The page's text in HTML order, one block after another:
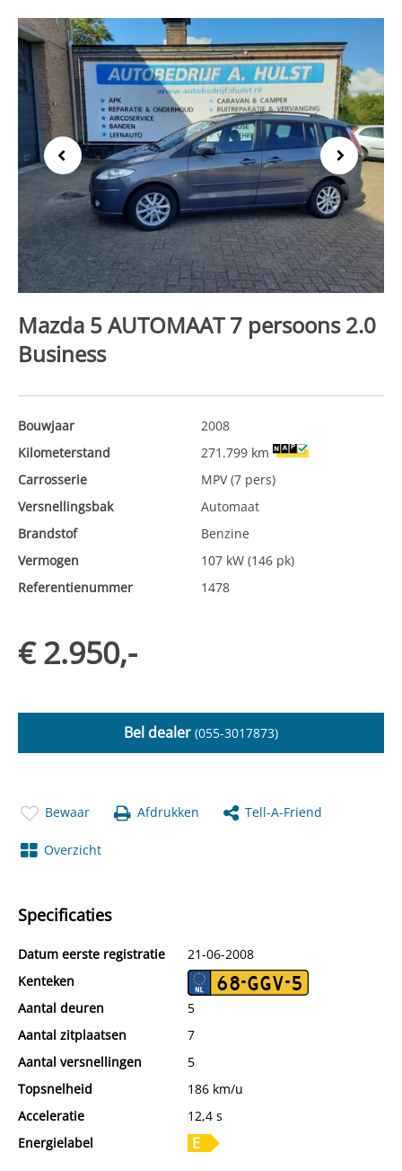
Previous Next
Mazda 5 AUTOMAAT 7 persoons 2.0
Business
Bouwjaar
2008
Kilometerstand
271.799 km
Carrosserie
MPV (7 pers)
Versnellingsbak
Automaat
Brandstof
Benzine
Vermogen
107 kW (146 pk)
Referentienummer
1478
€ 2.950,-
Bel dealer (055-3017873)
Bewaar Afdrukken Tell-A-Friend
Overzicht
Specificaties
Datum eerste registratie
21-06-2008
Kenteken
68-GGV-5
Aantal deuren
5
Aantal zitplaatsen
7
Aantal versnellingen
5
Topsnelheid
186 km/u
Acceleratie
12,4 s
Energielabel